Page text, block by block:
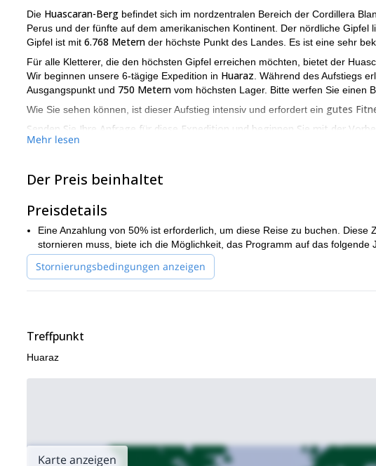
Die Huascaran-Berg befindet sich im nordzentralen Bereich der Cordillera
Perus und der fünfte auf dem amerikanischen Kontinent. Der nördliche
Gipfel ist mit 6.768 Metern der höchste Punkt des Landes. Es ist eine sehr
Für alle Kletterer, die den höchsten Gipfel erreichen möchten, bietet der
Wir beginnen unsere 6-tägige Expedition in Huaraz . Während des Aufstiegs
Ausgangspunkt und 750 Metern vom höchsten Lager. Bitte werfen Sie einen
Wie Sie sehen können, ist dieser Aufstieg intensiv und erfordert ein gutes
Senden Sie Ihre Anfrage für diese Expedition und beginnen Sie mit der
Ihnen versichern, dass es eine unvergessliche Erfahrung sein wird!
Mehr lesen
Der Preis beinhaltet
Preisdetails
Eine Anzahlung von 50% ist erforderlich, um diese Reise zu buchen.
stornieren muss, biete ich die Möglichkeit, das Programm auf das folgende
Stornierungsbedingungen anzeigen
Treffpunkt
Huaraz
Karte anzeigen